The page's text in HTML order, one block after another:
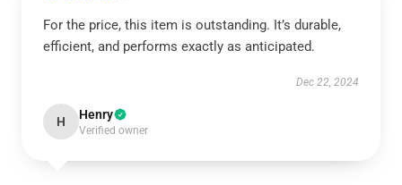
For the price, this item is outstanding. It’s durable,
efficient, and performs exactly as anticipated.
Dec 22, 2024
H Henry
Verified owner